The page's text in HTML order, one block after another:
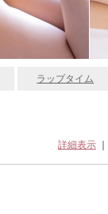
ラップタイム
詳細表示